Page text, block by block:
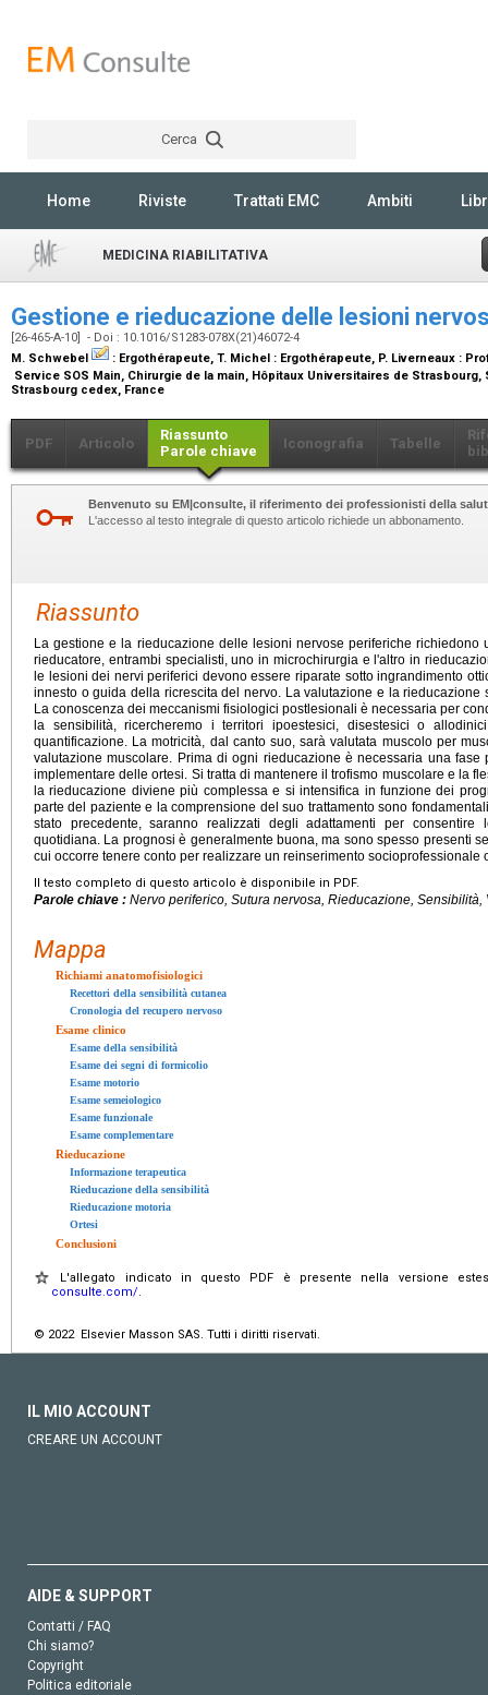
Cerca
Home Riviste Trattati EMC Ambiti
MEDICINA RIABILITATIVA
Gestione e rieducazione delle lesioni
[26-465-A-10] - Doi : 10.1016/S1283-078X(21)46072-4
M. Schwebel
: Ergothérapeute, T. Michel : Ergothérapeute, P. Liverneaux :
Service SOS Main, Chirurgie de la main, Hôpitaux Universitaires de Strasbourg,
Strasbourg cedex, France
PDF Articolo
Riassunto
Parole chiave
Iconografia Tabelle
Benvenuto su EM|consulte, il riferimento dei professionisti della
L'accesso al testo integrale di questo articolo richiede un abbonamento.
Riassunto
La gestione e la rieducazione delle lesioni nervose periferiche richiedono
rieducatore, entrambi specialisti, uno in microchirurgia e l'altro in
le lesioni dei nervi periferici devono essere riparate sotto ingrandimento
innesto o guida della ricrescita del nervo. La valutazione e la rieducazione
La conoscenza dei meccanismi fisiologici postlesionali è necessaria per
la sensibilità, ricercheremo i territori ipoestesici, disestesici o
quantificazione. La motricità, dal canto suo, sarà valutata muscolo per
valutazione muscolare. Prima di ogni rieducazione è necessaria una
implementare delle ortesi. Si tratta di mantenere il trofismo muscolare e la
la rieducazione diviene più complessa e si intensifica in funzione dei
parte del paziente e la comprensione del suo trattamento sono
stato precedente, saranno realizzati degli adattamenti per
quotidiana. La prognosi è generalmente buona, ma sono spesso presenti
cui occorre tenere conto per realizzare un reinserimento socioprofessionale
Il testo completo di questo articolo è disponibile in PDF.
Parole chiave : Nervo periferico, Sutura nervosa, Rieducazione, Sensibilità,
Mappa
Richiami anatomofisiologici
Recettori della sensibilità cutanea
Cronologia del recupero nervoso
Esame clinico
Esame della sensibilità
Esame dei segni di formicolio
Esame motorio
Esame semeiologico
Esame funzionale
Esame complementare
Rieducazione
Informazione terapeutica
Rieducazione della sensibilità
Rieducazione motoria
Ortesi
Conclusioni
L'allegato indicato in questo PDF è presente nella versione
consulte.com/.
© 2022 Elsevier Masson SAS. Tutti i diritti riservati.
IL MIO ACCOUNT
CREARE UN ACCOUNT
AIDE & SUPPORT
Contatti / FAQ
Chi siamo?
Copyright
Politica editoriale